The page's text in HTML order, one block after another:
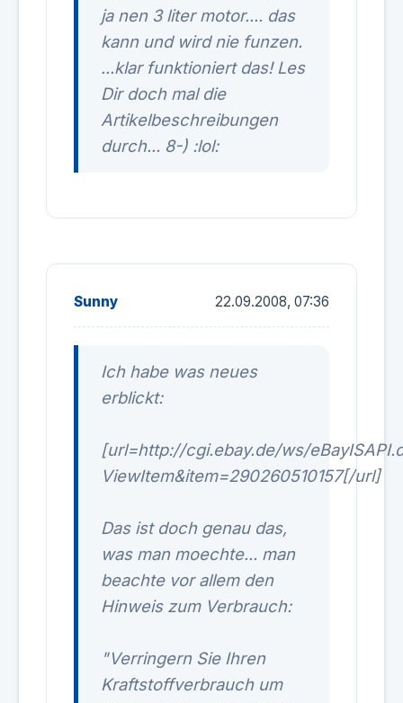
ja nen 3 liter motor.... das
kann und wird nie funzen.
...klar funktioniert das! Les
Dir doch mal die
Artikelbeschreibungen
durch... 8-) :lol:
Sunny 22.09.2008, 07:36
Ich habe was neues
erblickt:
[url=http://cgi.ebay.de/ws/
ViewItem&item=290260510157[/url]
Das ist doch genau das,
was man moechte... man
beachte vor allem den
Hinweis zum Verbrauch:
"Verringern Sie Ihren
Kraftstoffverbrauch um